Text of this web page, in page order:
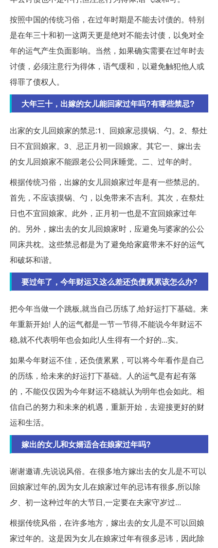
按照中国的传统习俗，在过年时期是不能去讨债的。特别
是在年三十和初一这两天更是绝对不能去讨债，以免对全
年的运气产生负面影响。当然，如果确实需要在过年时去
讨债，必须注意行为得体，语气缓和，以避免触犯他人或
得罪了债权人。
大年三十，出嫁的女儿能回家过年吗?有哪些禁忌?
出家的女儿回娘家的禁忌:1、回娘家忌摸锅、勺。2、祭灶
日不宜回娘家。3、忌正月初一回娘家。其它一、嫁出去
的女儿回娘家不能跟老公公同床睡觉。二、过年的时。
根据传统习俗，出嫁的女儿回娘家过年是有一些禁忌的。
首先，不应该摸锅、勺，以免带来不吉利。其次，在祭灶
日也不宜回娘家。此外，正月初一也是不宜回娘家过年
的。另外，嫁出去的女儿回娘家时，应避免与婆家的公公
同床共枕。这些禁忌都是为了避免给家庭带来不好的运气
和破坏和谐。
要过年了，今年财运又这么差还负债累累该怎么办?
把今年当做一个跳板,就当自己历练了,给好运打下基础。来
年重新开始! 人的运气都是一节一节得,不能说今年财运不
稳,就不代表明年也会如此!人生得有一个好的...实。
如果今年财运不佳，还负债累累，可以将今年看作是自己
的历练，给未来的好运打下基础。人的运气是有起有落
的，不能仅仅因为今年财运不稳就认为明年也会如此。相
信自己的努力和未来的机遇，重新开始，去迎接更好的财
运和生活。
嫁出的女儿和女婿适合在娘家过年吗?
谢谢邀请,先说说风俗。在很多地方嫁出去的女儿是不可以
回娘家过年的,因为女儿在娘家过年的忌讳有很多,所以除
夕、初一这种过年的大节日,一定要在夫家守岁过...
根据传统风俗，在许多地方，嫁出去的女儿是不可以回娘
家过年的。这是因为女儿在娘家过年有很多忌讳，因此除